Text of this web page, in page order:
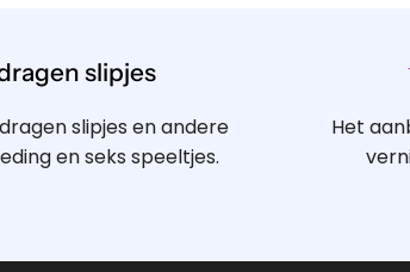
slipjes
slipjes en andere
en seks speeltjes.
Het